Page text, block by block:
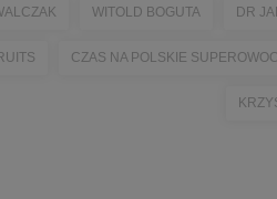
WITOLD BOGUTA DR
CZAS NA POLSKIE